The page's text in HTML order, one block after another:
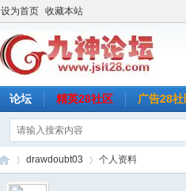
设为首页 收藏本站
论坛 精英28社区 广告28社
drawdoubt03 个人资料